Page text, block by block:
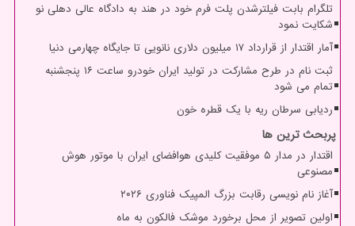
تلگرام بابت فیلترشدن پلت فرم خود در هند به دادگاه عالی دهلی نو
شکایت نمود
آمار اقتدار از قرارداد ۱۷ میلیون دلاری نانویی تا جایگاه چهارمی دنیا
ثبت نام در طرح مشارکت در تولید ایران خودرو ساعت ۱۶ پنجشنبه
تمام می شود
ردیابی سرطان ریه با یک قطره خون
پربحث ترین ها
اقتدار در مدار ۵ موفقیت کلیدی هوافضای ایران با موتور هوش
مصنوعی
آغاز نام نویسی رقابت بزرگ المپیک فناوری ۲۰۲۶
اولین تصویر از محل برخورد موشک فالکون به ماه